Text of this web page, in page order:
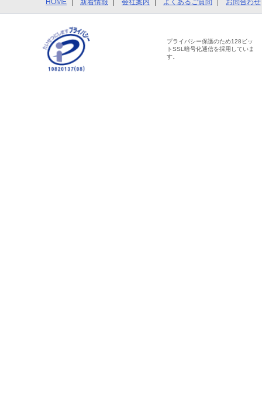
HOME 新着情報 会社案内 よくあるご質問 お問合わせ
プライバシー保護のため128ビッ
トSSL暗号化通信を採用していま
す。